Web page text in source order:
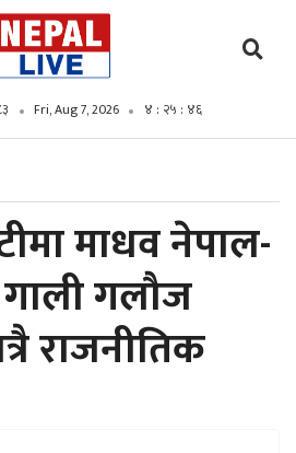
Fri, Aug 7, 2026 ४ : २५ : ४७
माधव नेपाल-
गाली गलौज
राजनीतिक